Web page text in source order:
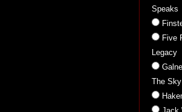
Speaks
Five
Legacy
The